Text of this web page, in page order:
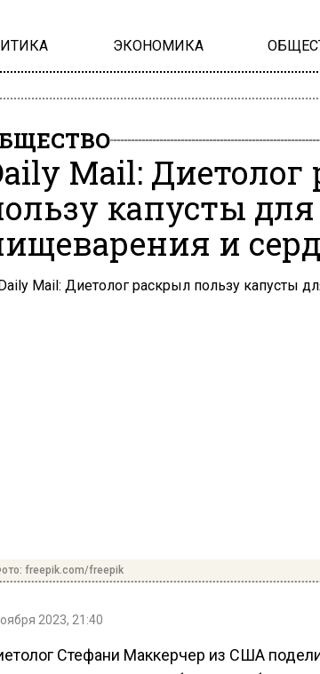
ЭКОНОМИКА
Mail: Диетолог
капусты для
и
freepik.com/freepik
2023, 21:40
Стефани Маккерчер из США